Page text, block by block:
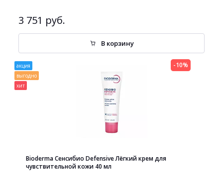
3 751 руб.
В корзину
акция
выгодно
хит
Bioderma Сенсибио Defensive Лёгкий крем для
чувствительной кожи 40 мл
-10%